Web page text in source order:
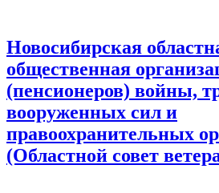
Новосибирская
общественная
(пенсионеров) войны,
вооруженных сил и
правоохранительных
(Областной совет